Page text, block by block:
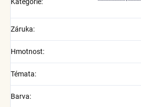
Kategorie:
Záruka:
Hmotnost:
Témata:
Barva: